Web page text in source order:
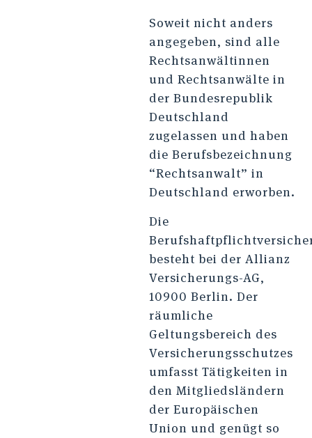
Soweit nicht anders
angegeben, sind alle
Rechtsanwältinnen
und Rechtsanwälte in
der Bundesrepublik
Deutschland
zugelassen und haben
die Berufsbezeichnung
“Rechtsanwalt” in
Deutschland erworben.
Die
besteht bei der Allianz
Versicherungs-AG,
10900 Berlin. Der
räumliche
Geltungsbereich des
Versicherungsschutzes
umfasst Tätigkeiten in
den Mitgliedsländern
der Europäischen
Union und genügt so